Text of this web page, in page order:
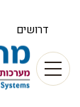
דרושים